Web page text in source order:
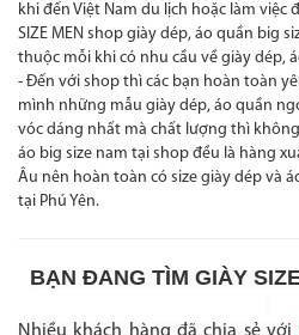
khi đến Việt Nam du lịch hoặc làm việc
SIZE MEN shop giày dép, áo quần big
thuộc mỗi khi có nhu cầu về giày dép,
- Đến với shop thì các bạn hoàn toàn
mình những mẫu giày dép, áo quần
vóc dáng nhất mà chất lượng thì
áo big size nam tại shop đều là hàng
Âu nên hoàn toàn có size giày dép và
tại Phú Yên.
BẠN ĐANG TÌM GIÀY